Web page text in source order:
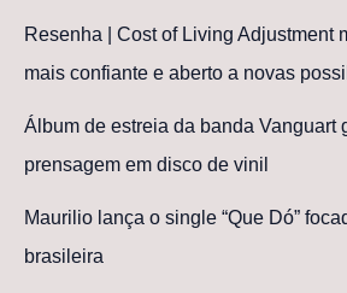
Resenha | Cost of Living Adjustment
mais confiante e aberto a novas
Álbum de estreia da banda Vanguart
prensagem em disco de vinil
Maurilio lança o single “Que Dó”
brasileira